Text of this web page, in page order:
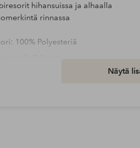
hihansuissa ja alhaalla
rinnassa
100% Polyesteriä
Näytä